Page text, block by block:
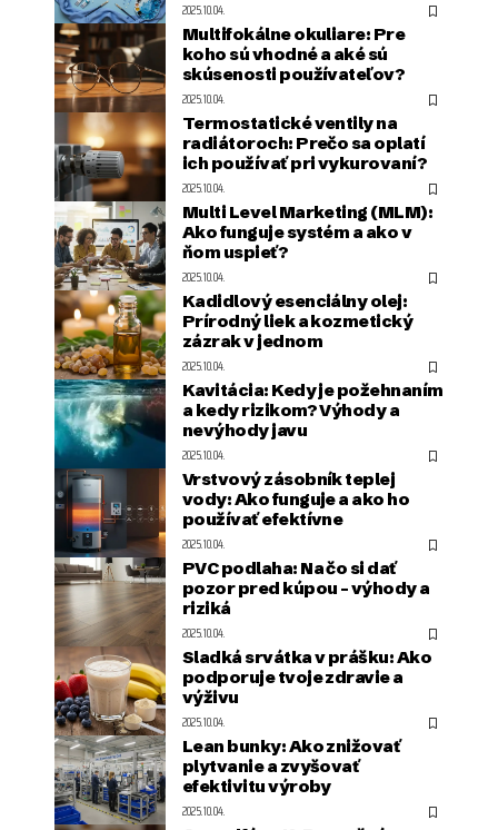
2025.10.04.
Multifokálne okuliare: Pre
koho sú vhodné a aké sú
skúsenosti používateľov?
2025.10.04.
Termostatické ventily na
radiátoroch: Prečo sa oplatí
ich používať pri vykurovaní?
2025.10.04.
Multi Level Marketing (MLM):
Ako funguje systém a ako v
ňom uspieť?
2025.10.04.
Kadidlový esenciálny olej:
Prírodný liek a kozmetický
zázrak v jednom
2025.10.04.
Kavitácia: Kedy je požehnaním
a kedy rizikom? Výhody a
nevýhody javu
2025.10.04.
Vrstvový zásobník teplej
vody: Ako funguje a ako ho
používať efektívne
2025.10.04.
PVC podlaha: Na čo si dať
pozor pred kúpou – výhody a
riziká
2025.10.04.
Sladká srvátka v prášku: Ako
podporuje tvoje zdravie a
výživu
2025.10.04.
Lean bunky: Ako znižovať
plytvanie a zvyšovať
efektivitu výroby
2025.10.04.